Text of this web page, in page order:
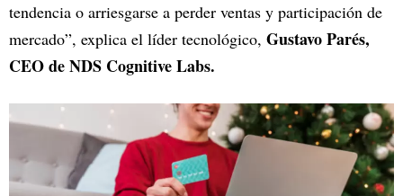
tendencia o arriesgarse a perder ventas y participación de
mercado”, explica el líder tecnológico, Gustavo Parés,
CEO de NDS Cognitive Labs.